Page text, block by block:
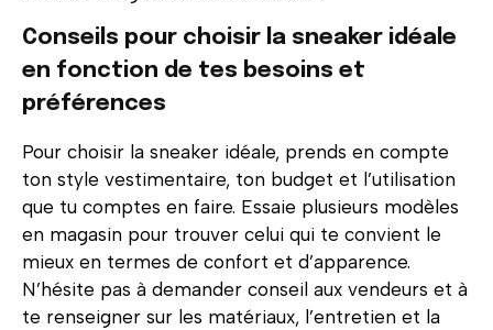
Conseils pour choisir la sneaker idéale
en fonction de tes besoins et
préférences
Pour choisir la sneaker idéale, prends en compte
ton style vestimentaire, ton budget et l’utilisation
que tu comptes en faire. Essaie plusieurs modèles
en magasin pour trouver celui qui te convient le
mieux en termes de confort et d’apparence.
N’hésite pas à demander conseil aux vendeurs et à
te renseigner sur les matériaux, l’entretien et la